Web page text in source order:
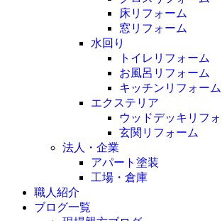
床リフォーム
窓リフォーム
水回り
トイレリフォーム
お風呂リフォーム
キッチンリフォーム
エクステリア
ウッドデッキリフ
玄関リフォーム
法人・企業
アパート塗装
工場・倉庫
職人紹介
ブログ一覧